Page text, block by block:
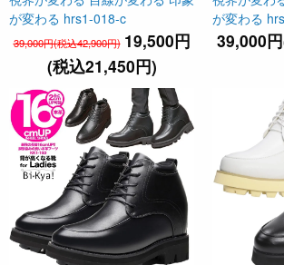
が変わる hrs1-018-c
39,000円(税込42,900円) 19,500円
(税込21,450円)
が変わる
39,000